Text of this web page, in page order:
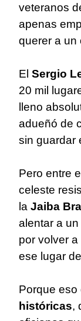
veteranos
apenas
querer a un
El Sergio
20 mil
lleno
adueñó de
sin guardar
Pero entre
celeste
la Jaiba
alentar a
por volver
ese lugar
Porque eso
históricas,